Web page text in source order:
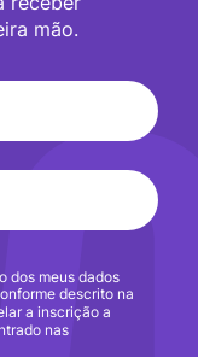
mão.
dos meus dados
descrito na
a inscrição a
nas